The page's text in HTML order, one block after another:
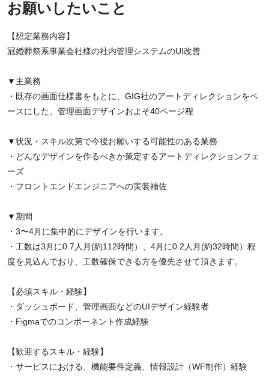
お願いしたいこと
【想定業務内容】
冠婚葬祭系事業会社様の社内管理システムのUI改善
▼主業務
・既存の画面仕様書をもとに、GIG社のアートディレクションをベ
ースにした、管理画面デザインおよそ40ページ程
▼状況・スキル次第で今後お願いする可能性のある業務
・どんなデザインを作るべきか策定するアートディレクションフェ
ーズ
・フロントエンドエンジニアへの実装補佐
▼期間
・3〜4月に集中的にデザインを行います。
・工数は3月に0.7人月(約112時間）、4月に0.2人月(約32時間）程
度を見込んでおり、工数確保できる方を優先させて頂きます。
【必須スキル・経験】
・ダッシュボード、管理画面などのUIデザイン経験者
・Figmaでのコンポーネント作成経験
【歓迎するスキル・経験】
・サービスにおける、機能要件定義、情報設計（WF制作）経験